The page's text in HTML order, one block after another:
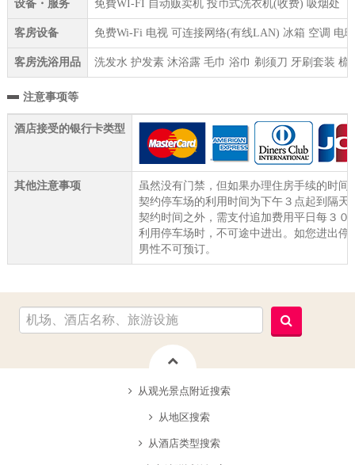
设备・服务 免費WI-FI 自动贩卖机 投币式洗衣机(收费) 吸烟处
客房设备 免费Wi-Fi 电视 可连接网络(有线LAN) 冰箱 空调 电
客房洗浴用品 洗发水 护发素 沐浴露 毛巾 浴巾 剃须刀 牙刷套装 梳
注意事项等
酒店接受的银行卡类型
其他注意事项
虽然没有门禁，但如果办理住房手续的时间
契约停车场的利用时间为下午３点起到隔天
契约时间之外，需支付追加费用平日每３
利用停车场时，不可途中进出。如您进出停
男性不可预订。
从观光景点附近搜索
从地区搜索
从酒店类型搜索